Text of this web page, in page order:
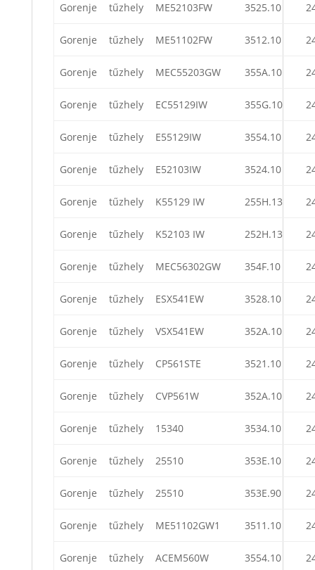
Gorenje tűzhely ME52103FW 3525.10
Gorenje tűzhely ME51102FW 3512.10
Gorenje tűzhely MEC55203GW 355A.10
Gorenje tűzhely EC55129IW 355G.10
Gorenje tűzhely E55129IW 3554.10
Gorenje tűzhely E52103IW 3524.10
Gorenje tűzhely K55129 IW 255H.13
Gorenje tűzhely K52103 IW 252H.13
Gorenje tűzhely MEC56302GW 354F.10
Gorenje tűzhely ESX541EW 3528.10
Gorenje tűzhely VSX541EW 352A.10
Gorenje tűzhely CP561STE 3521.10
Gorenje tűzhely CVP561W 352A.10
Gorenje tűzhely 15340 3534.10
Gorenje tűzhely 25510 353E.10
Gorenje tűzhely 25510 353E.90
Gorenje tűzhely ME51102GW1 3511.10
Gorenje tűzhely ACEM560W 3554.10